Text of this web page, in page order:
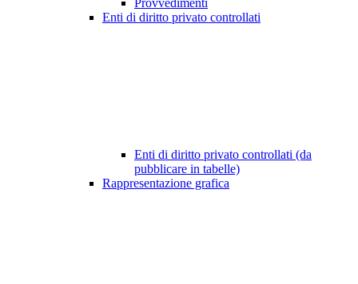
Provvedimenti
Enti di diritto privato controllati
Enti di diritto privato controllati (da
pubblicare in tabelle)
Rappresentazione grafica